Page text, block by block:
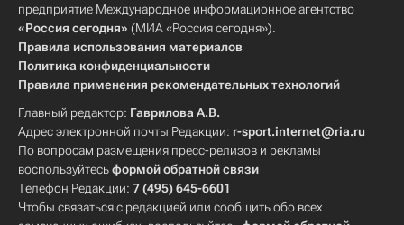
предприятие Международное информационное агентство
«Россия сегодня» (МИА «Россия сегодня»).
Правила использования материалов
Политика конфиденциальности
Правила применения рекомендательных технологий
Главный редактор: Гаврилова А.В.
Адрес электронной почты Редакции: r-sport.internet@ria.ru
По вопросам размещения пресс-релизов и рекламы
воспользуйтесьформой обратной связи
Телефон Редакции: 7 (495) 645-6601
Чтобы связаться с редакцией или сообщить обо всех